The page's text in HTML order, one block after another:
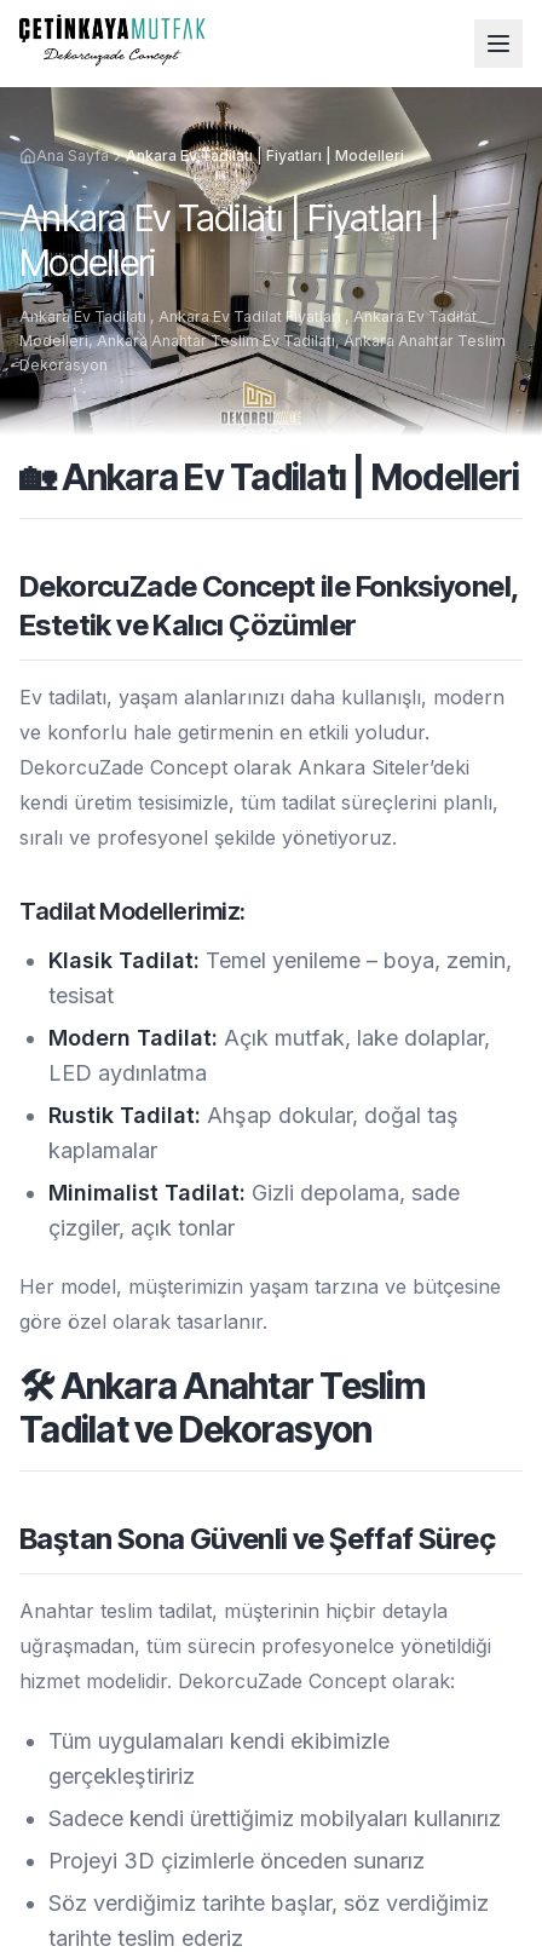
Ana Sayfa Ankara Ev Tadilatı | Fiyatları | Modelleri
Ankara Ev Tadilatı | Fiyatları |
Modelleri
Ankara Ev Tadilatı , Ankara Ev Tadilat Fiyatları , Ankara Ev Tadilat
Modelleri, Ankara Anahtar Teslim Ev Tadilatı, Ankara Anahtar Teslim
Dekorasyon
🏡 Ankara Ev Tadilatı | Modelleri
DekorcuZade Concept ile Fonksiyonel,
Estetik ve Kalıcı Çözümler
Ev tadilatı, yaşam alanlarınızı daha kullanışlı, modern
ve konforlu hale getirmenin en etkili yoludur.
DekorcuZade Concept olarak Ankara Siteler’deki
kendi üretim tesisimizle, tüm tadilat süreçlerini planlı,
sıralı ve profesyonel şekilde yönetiyoruz.
Tadilat Modellerimiz:
Klasik Tadilat: Temel yenileme – boya, zemin,
tesisat
Modern Tadilat: Açık mutfak, lake dolaplar,
LED aydınlatma
Rustik Tadilat: Ahşap dokular, doğal taş
kaplamalar
Minimalist Tadilat: Gizli depolama, sade
çizgiler, açık tonlar
Her model, müşterimizin yaşam tarzına ve bütçesine
göre özel olarak tasarlanır.
🛠️ Ankara Anahtar Teslim
Tadilat ve Dekorasyon
Baştan Sona Güvenli ve Şeffaf Süreç
Anahtar teslim tadilat, müşterinin hiçbir detayla
uğraşmadan, tüm sürecin profesyonelce yönetildiği
hizmet modelidir. DekorcuZade Concept olarak:
Tüm uygulamaları kendi ekibimizle
gerçekleştiririz
Sadece kendi ürettiğimiz mobilyaları kullanırız
Projeyi 3D çizimlerle önceden sunarız
Söz verdiğimiz tarihte başlar, söz verdiğimiz
tarihte teslim ederiz